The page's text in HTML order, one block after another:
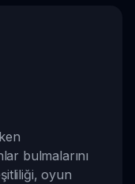
bulmalarını
oyun